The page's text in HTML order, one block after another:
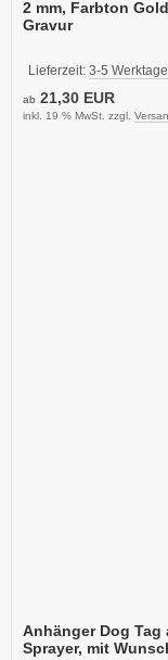
2 mm, Farbton
Gravur
Lieferzeit: 3-5
ab 21,30 EUR
inkl. 19 % MwSt. zzgl.
Anhänger Dog
Sprayer, mit